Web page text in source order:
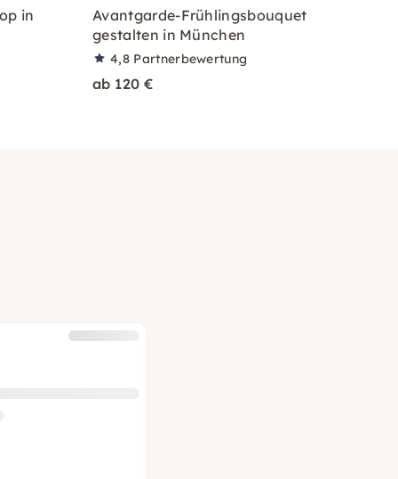
in
Avantgarde-Frühlingsbouquet
gestalten in München
4,8 Partnerbewertung
ab 120 €